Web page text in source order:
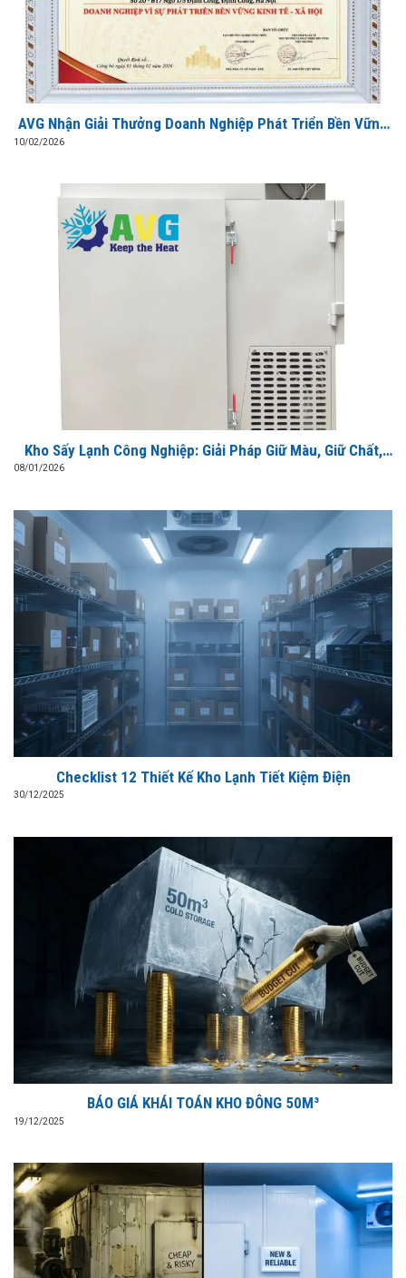
AVG Nhận Giải Thưởng Doanh Nghiệp Phát Triển Bền Vững
10/02/2026
Kho Sấy Lạnh Công Nghiệp: Giải Pháp Giữ Màu, Giữ Chất,
08/01/2026
Checklist 12 Thiết Kế Kho Lạnh Tiết Kiệm Điện
30/12/2025
BÁO GIÁ KHÁI TOÁN KHO ĐÔNG 50M³
19/12/2025